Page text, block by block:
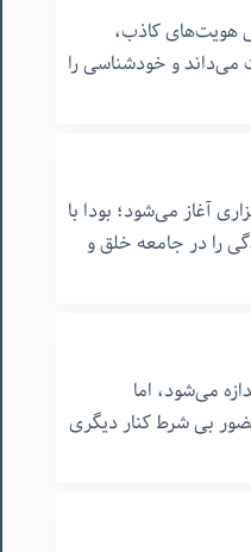
هویت‌های کاذب،
می‌داند و خودشناسی را
آغاز می‌شود؛ بودا با
را در جامعه خلق و
می‌شود، اما
بی شرط کنار دیگری